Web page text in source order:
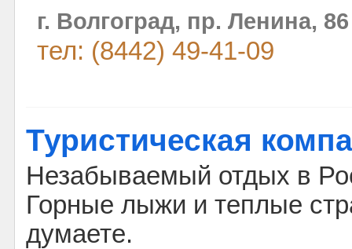
г. Волгоград, пр. Ленина, 86
тел: (8442) 49-41-09
Туристическая
Незабываемый отдых в
Горные лыжи и теплые
думаете.